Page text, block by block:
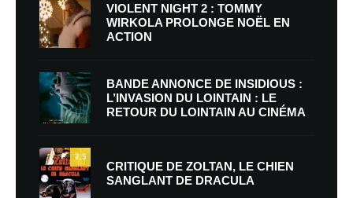
VIOLENT NIGHT 2 : TOMMY
WIRKOLA PROLONGE NOËL EN
ACTION
BANDE ANNONCE DE INSIDIOUS :
L’INVASION DU LOINTAIN : LE
RETOUR DU LOINTAIN AU CINÉMA
7.5
CRITIQUE DE ZOLTAN, LE CHIEN
SANGLANT DE DRACULA